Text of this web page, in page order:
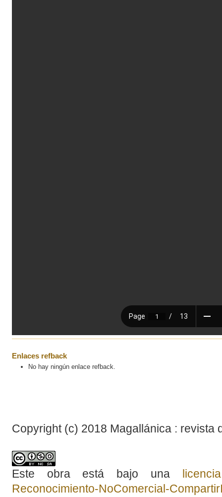
Enlaces refback
No hay ningún enlace refback.
Copyright (c) 2018 Magallánica : revista
Este obra está bajo una
Reconocimiento-NoComercial-